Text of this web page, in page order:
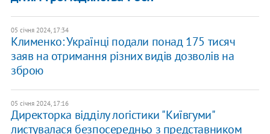
05 січня 2024, 17:34
Клименко: Українці подали понад 175 тисяч
заяв на отримання різних видів дозволів на
зброю
05 січня 2024, 17:16
Директорка відділу логістики "Київгуми"
листувалася безпосередньо з представником